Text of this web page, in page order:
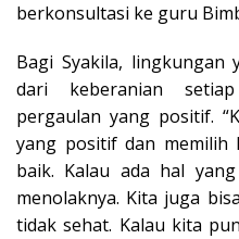
berkonsultasi ke guru
Bagi Syakila, lingkungan
dari keberanian
pergaulan yang positif.
yang positif dan memilih
baik. Kalau ada hal
menolaknya. Kita juga
tidak sehat. Kalau kita